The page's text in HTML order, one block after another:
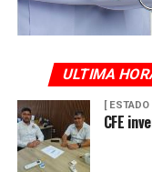
ULTIMA
[ ESTADO ]
CFE